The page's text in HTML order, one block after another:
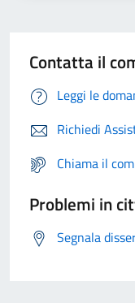
Contatta il
Leggi le
Richiedi
Chiama il
Problemi in
Segnala